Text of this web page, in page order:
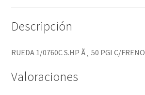
Descripción
RUEDA 1/0760C S.HP Ã¸ 50 PGI C/FRENO
Valoraciones